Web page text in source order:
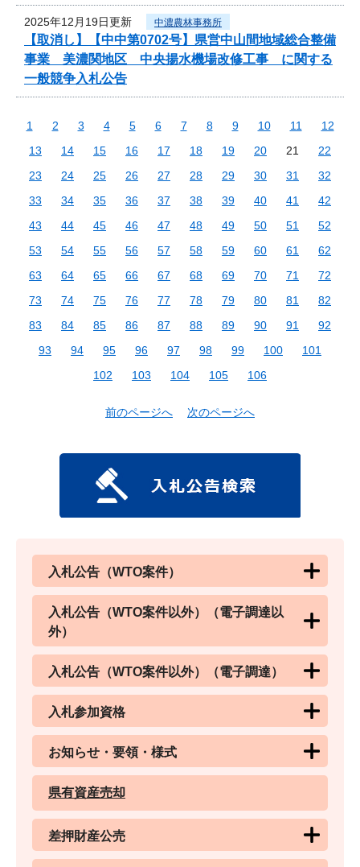
2025年12月19日更新 中濃農林事務所
【取消し】【中中第0702号】県営中山間地域総合整備
事業 美濃関地区 中央揚水機場改修工事 に関する
一般競争入札公告
1 2 3 4 5 6 7 8 9 10 11
12
13
14 15 16 17 18 19 20 21
22
23
24 25 26 27 28 29 30 31
32
33
34 35 36 37 38 39 40 41
42
43
44 45 46 47 48 49 50 51
52
53
54 55 56 57 58 59 60 61
62
63
64 65 66 67 68 69 70 71
72
73
74 75 76 77 78 79 80 81
82
83
84 85 86 87 88 89 90 91
92
93
94 95 96 97 98 99 100
101
102
103 104 105 106
前のページへ 次のページへ
入札公告（WTO案件）
入札公告（WTO案件以外）（電子調達以
外）
入札公告（WTO案件以外）（電子調達）
入札参加資格
お知らせ・要領・様式
県有資産売却
差押財産公売